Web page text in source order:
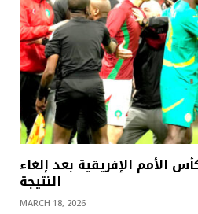
الأمم الإفريقية بعد إلغاء
النتيجة
MARCH 18, 2026